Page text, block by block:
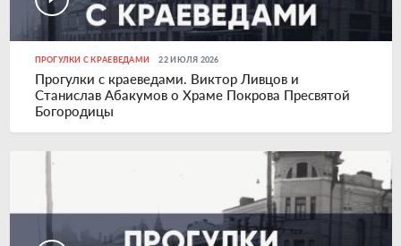
ПРОГУЛКИ С КРАЕВЕДАМИ 22 ИЮЛЯ 2026
Прогулки с краеведами. Виктор Ливцов и
Станислав Абакумов о Храме Покрова Пресвятой
Богородицы